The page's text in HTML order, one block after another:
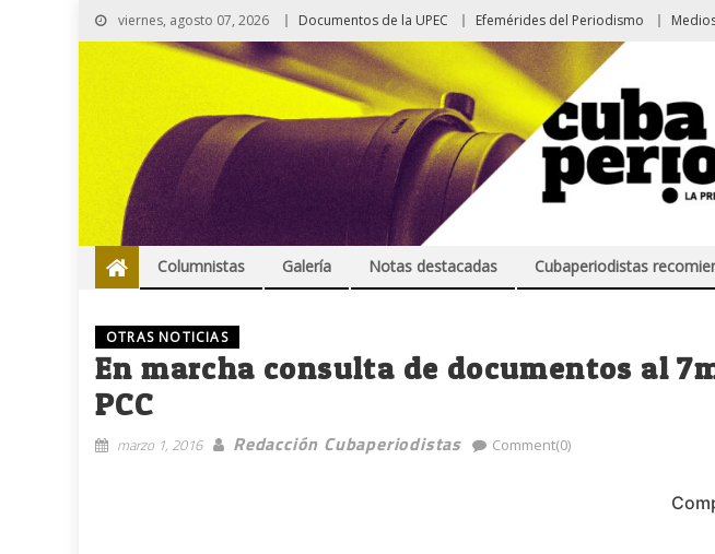
viernes, agosto 07, 2026 Documentos de la UPEC Efemérides del Periodismo
Columnistas Galería Notas destacadas Cubaperiodistas
OTRAS NOTICIAS
En marcha consulta de documentos al
PCC
marzo 1, 2016 Redacción Cubaperiodistas Comment(0)